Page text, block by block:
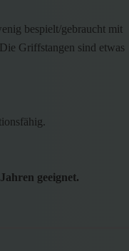
bespielt/gebraucht mit
Griffstangen sind etwas
geeignet.